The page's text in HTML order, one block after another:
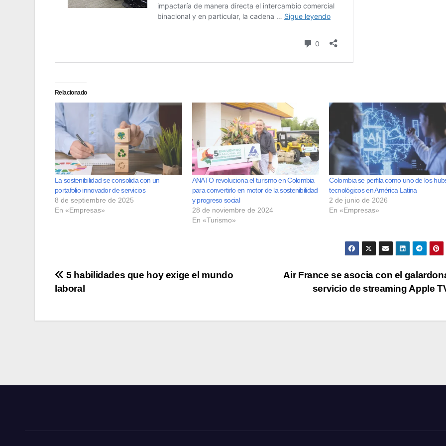
Relacionado
La sostenibilidad se consolida con un
portafolio innovador de servicios
8 de septiembre de 2025
En «Empresas»
ANATO revoluciona el turismo en Colombia
para convertirlo en motor de la sostenibilidad
y progreso social
28 de noviembre de 2024
En «Turismo»
Colombia se perfila como uno de los
tecnológicos en América Latina
2 de junio de 2026
En «Empresas»
Navegación
entradas
Air France se asocia con el
servicio de streaming Apple
5 habilidades que hoy exige el mundo
laboral